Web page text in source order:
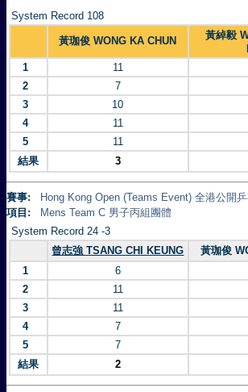
System Record 108
黃珈俊 WONG KA CHUN
黃綽毅
1
11
2
7
3
10
4
11
5
11
結果
3
賽事:
Hong Kong Open (Teams Event) 全港公開
項目:
Mens Team C 男子丙組團體
System Record 24 -3
曾志強 TSANG CHI KEUNG
黃珈俊
1
6
2
11
3
11
4
7
5
7
結果
2